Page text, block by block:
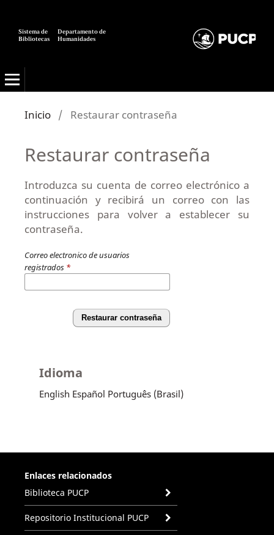
Sistema de
Bibliotecas
Departamento de
Humanidades
Alexandría: Revista de Ciencias de la Información
Inicio / Restaurar contraseña
Restaurar contraseña
Introduzca su cuenta de correo electrónico a
continuación y recibirá un correo con las
instrucciones para volver a establecer su
contraseña.
Correo electronico de usuarios
registrados *
Restaurar contraseña
Idioma
English Español Português (Brasil)
Enlaces relacionados
Biblioteca PUCP
Repositorio Institucional PUCP